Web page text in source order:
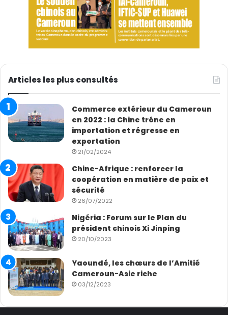
Articles les plus consultés
Commerce extérieur du Cameroun
en 2022 : la Chine trône en
importation et régresse en
exportation
21/02/2024
Chine-Afrique : renforcer la
coopération en matière de paix et
sécurité
26/07/2022
Nigéria : Forum sur le Plan du
président chinois Xi Jinping
20/10/2023
Yaoundé, les chœurs de l’Amitié
Cameroun-Asie riche
03/12/2023